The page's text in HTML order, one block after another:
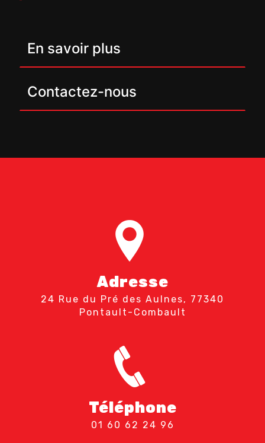
En savoir plus
Contactez-nous
Adresse
24 Rue du Pré des Aulnes, 77340
Pontault-Combault
Téléphone
01 60 62 24 96